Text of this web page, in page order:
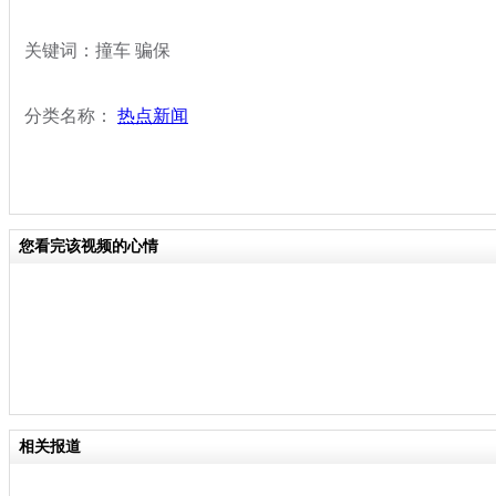
关键词：撞车 骗保
分类名称： 热点新闻
您看完该视频的心情
相关报道